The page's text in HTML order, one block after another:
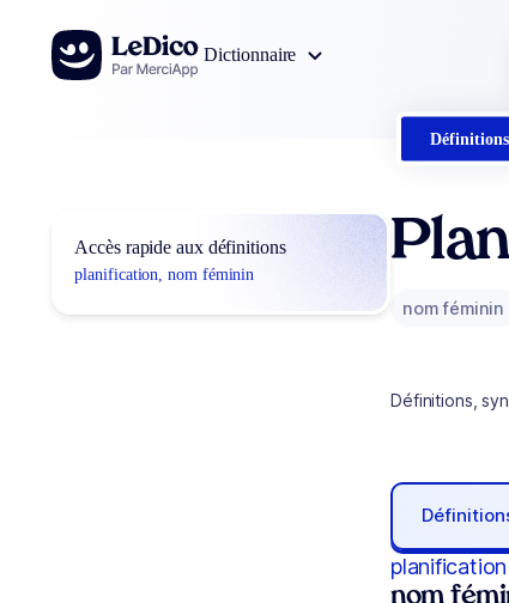
Aller au contenu
Dictionnaire
Définitions
Accès rapide aux définitions
planification, nom féminin
nom féminin
Définitions,
planification
nom